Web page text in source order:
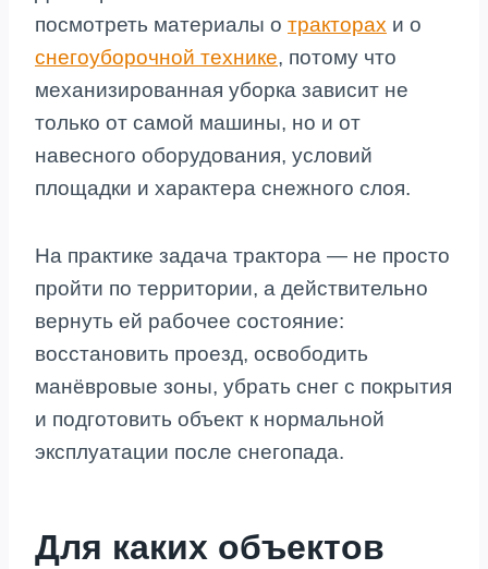
посмотреть материалы о тракторах и о
снегоуборочной технике, потому что
механизированная уборка зависит не
только от самой машины, но и от
навесного оборудования, условий
площадки и характера снежного слоя.
На практике задача трактора — не просто
пройти по территории, а действительно
вернуть ей рабочее состояние:
восстановить проезд, освободить
манёвровые зоны, убрать снег с покрытия
и подготовить объект к нормальной
эксплуатации после снегопада.
Для каких объектов